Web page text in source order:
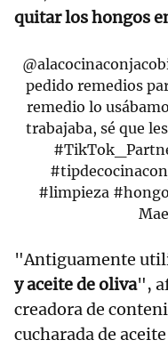
quitar los hongos
pedido remedios
remedio lo
trabajaba, sé que
#limpieza
"Antiguamente
y aceite de oliva",
creadora de
cucharada de